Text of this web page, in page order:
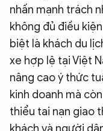
nhấn mạnh trách
không đủ điều
biệt là khách du
xe hợp lệ tại Việt
nâng cao ý thức
kinh doanh mà
thiểu tai nạn giao